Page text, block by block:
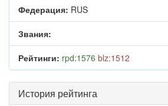
Федерация: RUS
Звания:
Рейтинги: rpd:1576 blz:1512
История рейтинга